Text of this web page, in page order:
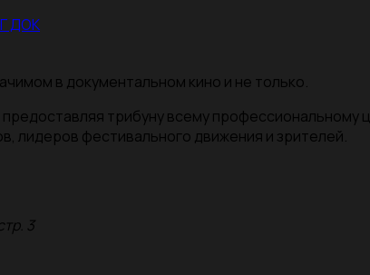
ДОК
в документальном кино и не только.
трибуну всему
лидеров фестивального движения и зрителей.
3